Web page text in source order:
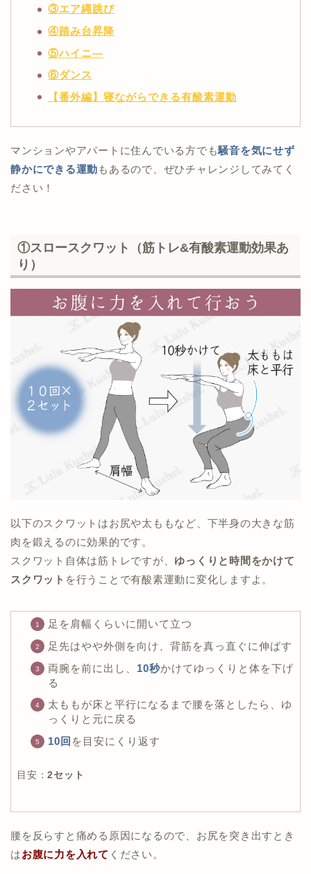
③エア縄跳び
④踏み台昇降
⑤ハイニ―
⑥ダンス
【番外編】寝ながらできる有酸素運動
マンションやアパートに住んでいる方でも騒音を気にせず
静かにできる運動 もあるので、ぜひチャレンジしてみてく
ださい！
①スロースクワット（筋トレ&有酸素運動効果あ
り）
以下のスクワットはお尻や太ももなど、下半身の大きな筋
肉を鍛えるのに効果的です。
スクワット自体は筋トレですが、 ゆっくりと時間をかけて
スクワット を行うことで有酸素運動に変化しますよ。
足を肩幅くらいに開いて立つ
足先はやや外側を向け、背筋を真っ直ぐに伸ばす
両腕を前に出し、 10秒かけてゆっくりと体を下げ
る
太ももが床と平行になるまで腰を落としたら、ゆ
っくりと元に戻る
10回 を目安にくり返す
目安：2セット
腰を反らすと痛める原因になるので、お尻を突き出すとき
はお腹に力を入れて ください。